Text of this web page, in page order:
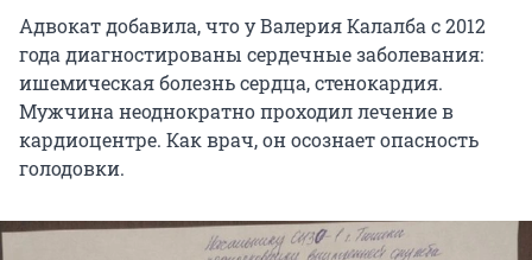
Адвокат добавила, что у Валерия Калалба с 2012
года диагностированы сердечные заболевания:
ишемическая болезнь сердца, стенокардия.
Мужчина неоднократно проходил лечение в
кардиоцентре. Как врач, он осознает опасность
голодовки.